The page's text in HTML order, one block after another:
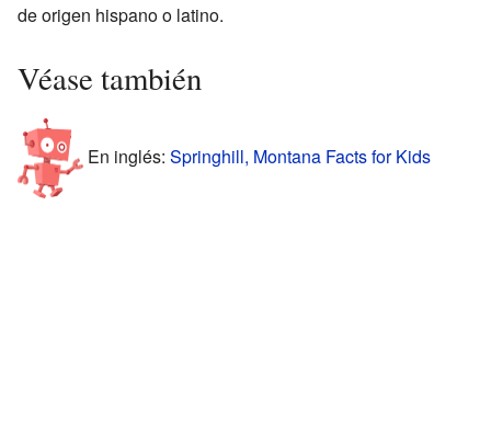
de origen hispano o latino.
Véase también
En inglés: Springhill, Montana Facts for Kids